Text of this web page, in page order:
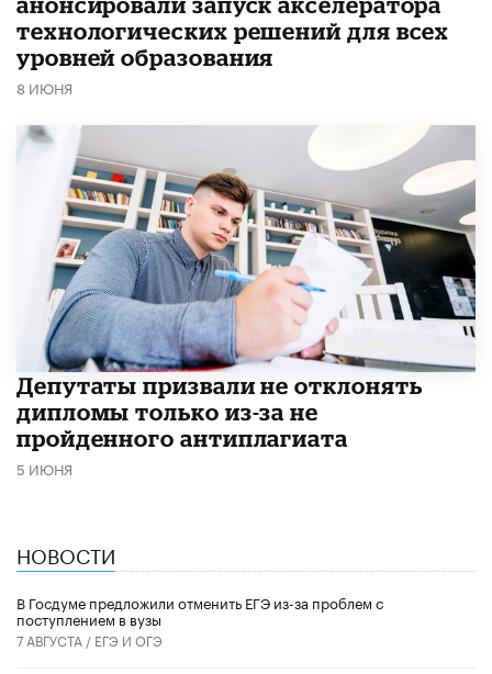
технологических решений для всех
уровней образования
8 ИЮНЯ
Депутаты призвали не отклонять
дипломы только из-за не
пройденного антиплагиата
5 ИЮНЯ
НОВОСТИ
В Госдуме предложили отменить ЕГЭ из-за проблем с
поступлением в вузы
7 АВГУСТА / ЕГЭ И ОГЭ